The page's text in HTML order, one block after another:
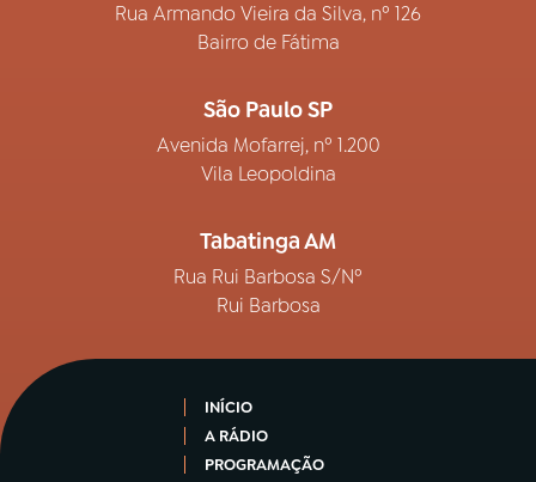
Rua Armando Vieira da Silva, nº 126
Bairro de Fátima
São Paulo SP
Avenida Mofarrej, nº 1.200
Vila Leopoldina
Tabatinga AM
Rua Rui Barbosa S/Nº
Rui Barbosa
INÍCIO
A RÁDIO
PROGRAMAÇÃO